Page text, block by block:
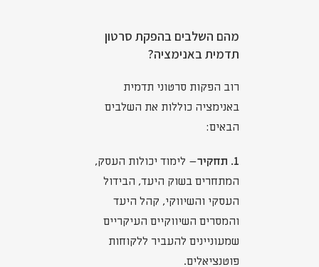
מהם השלבים בהפקת סרטון
תדמית באנימציה?
רוב הפקות סרטוני תדמית
באנימציה כוללות את השלבים
הבאים:
1. תחקיר
– לימוד יכולות העסק,
המתחרים בשוק היעד, הבידול
העסקי והשיווקי, קהל היעד
והמסרים השיווקיים העיקריים
שמעוניינים להעביר ללקוחות
פוטנציאלים.